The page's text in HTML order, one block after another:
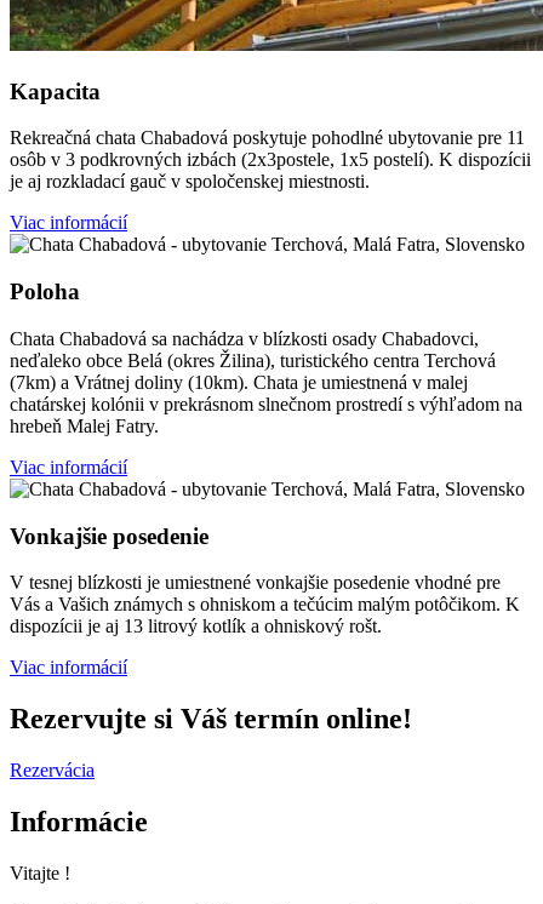
Kapacita
Rekreačná chata Chabadová poskytuje pohodlné ubytovanie pre 11
osôb v 3 podkrovných izbách (2x3postele, 1x5 postelí). K dispozícii
je aj rozkladací gauč v spoločenskej miestnosti.
Viac informácií
Poloha
Chata Chabadová sa nachádza v blízkosti osady Chabadovci,
neďaleko obce Belá (okres Žilina), turistického centra Terchová
(7km) a Vrátnej doliny (10km). Chata je umiestnená v malej
chatárskej kolónii v prekrásnom slnečnom prostredí s výhľadom na
hrebeň Malej Fatry.
Viac informácií
Vonkajšie posedenie
V tesnej blízkosti je umiestnené vonkajšie posedenie vhodné pre
Vás a Vašich známych s ohniskom a tečúcim malým potôčikom. K
dispozícii je aj 13 litrový kotlík a ohniskový rošt.
Viac informácií
Rezervujte si Váš termín online!
Rezervácia
Informácie
Vitajte !